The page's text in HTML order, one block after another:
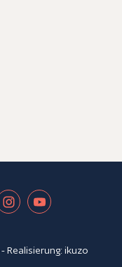
- Realisierung:ikuzo